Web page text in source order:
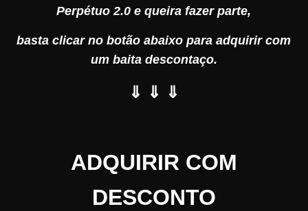
Perpétuo 2.0 e queira fazer parte,
basta clicar no botão abaixo para adquirir com
um baita descontaço.
⇓ ⇓ ⇓
ADQUIRIR COM
DESCONTO